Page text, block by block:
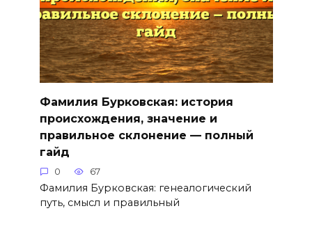
Фамилия Бурковская: история
происхождения, значение и
правильное склонение — полный
гайд
0 67
Фамилия Бурковская: генеалогический
путь, смысл и правильный